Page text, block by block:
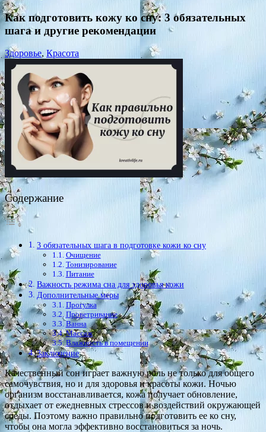
Как подготовить кожу ко сну: 3 обязательных
шага и другие рекомендации
Здоровье, Красота
Содержание
3 обязательных шага в подготовке кожи ко сну
Очищение
Тонизирование
Питание
Важность режима сна для здоровья кожи
Дополнительные меры
Прогулка
Проветривание
Ванна
Массаж
Влажность в помещении
Заключение
Качественный сон играет важную роль не только для общего
самочувствия, но и для здоровья и красоты кожи. Ночью
организм восстанавливается, кожа получает обновление,
отдыхает от ежедневных стрессов и воздействий окружающей
среды. Поэтому важно правильно подготовить ее ко сну,
чтобы она могла эффективно восстановиться за ночь.